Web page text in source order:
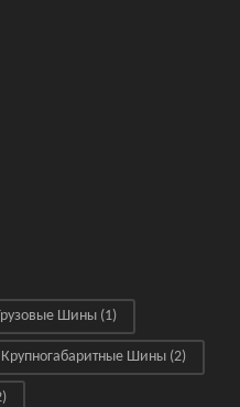
Шины (1)
Крупногабаритные Шины (2)